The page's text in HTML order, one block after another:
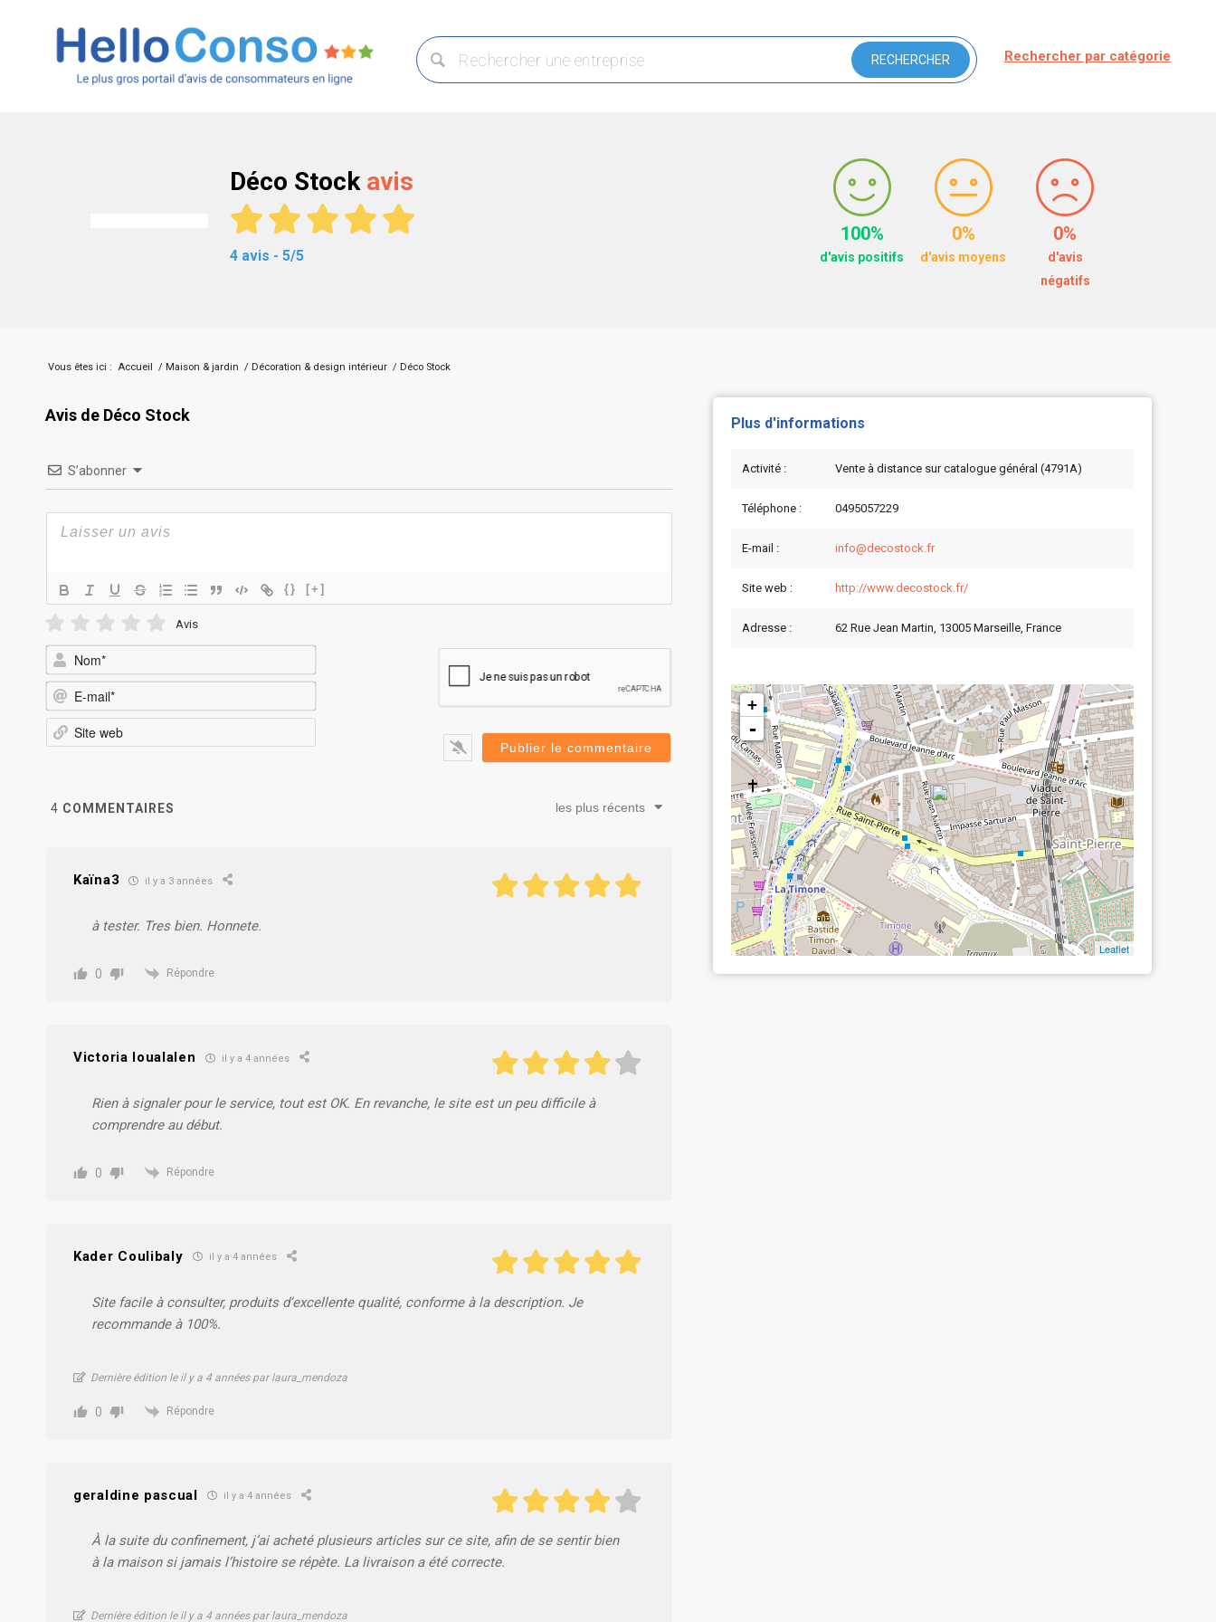
Rechercher par catégorie
Déco Stock avis
4 avis - 5/5
100%
d'avis positifs
0%
d'avis moyens
0%
d'avis
négatifs
Vous êtes ici : Accueil / Maison & jardin / Décoration & design intérieur / Déco Stock
Avis de Déco Stock
S’abonner
{} [+]
Avis
mail*
4 COMMENTAIRES les plus récents
Kaïna3 il y a 3 années
à tester. Tres bien. Honnete.
0 Répondre
Victoria Ioualalen il y a 4 années
Rien à signaler pour le service, tout est OK. En revanche, le site est un peu difficile à
comprendre au début.
0 Répondre
Kader Coulibaly il y a 4 années
Site facile à consulter, produits d’excellente qualité, conforme à la description. Je
recommande à 100%.
Dernière édition le il y a 4 années par laura_mendoza
0 Répondre
geraldine pascual il y a 4 années
À la suite du confinement, j’ai acheté plusieurs articles sur ce site, afin de se sentir bien
à la maison si jamais l’histoire se répète. La livraison a été correcte.
Dernière édition le il y a 4 années par laura_mendoza
Plus d'informations
Activité : Vente à distance sur catalogue général (4791A)
Téléphone : 0495057229
E-mail : info@decostock.fr
Site web : http://www.decostock.fr/
Adresse : 62 Rue Jean Martin, 13005 Marseille, France
+
-
Leaflet